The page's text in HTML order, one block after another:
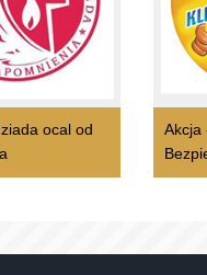
ocal od
Akcja